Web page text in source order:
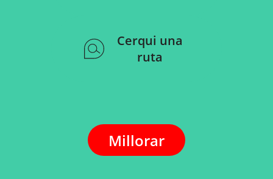
Cerqui una
ruta
Millorar